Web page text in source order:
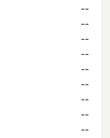
--
--
--
--
--
--
--
--
--